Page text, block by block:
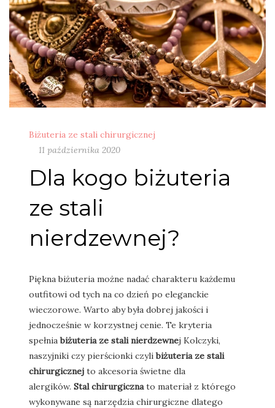
Biżuteria ze stali chirurgicznej
11 października 2020
Dla kogo biżuteria
ze stali
nierdzewnej?
Piękna biżuteria możne nadać charakteru każdemu
outfitowi od tych na co dzień po eleganckie
wieczorowe. Warto aby była dobrej jakości i
jednocześnie w korzystnej cenie. Te kryteria
spełniabiżuteria ze stali nierdzewnej Kolczyki,
naszyjniki czy pierścionki czylibiżuteria ze stali
chirurgicznej to akcesoria świetne dla
alergików. Stal chirurgicznato materiał z którego
wykonywane są narzędzia chirurgiczne dlatego